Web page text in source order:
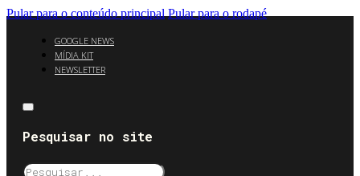
Pular para o conteúdo principal Pular para o rodapé
GOOGLE NEWS
MÍDIA KIT
NEWSLETTER
Pesquisar no site
Pesquisar